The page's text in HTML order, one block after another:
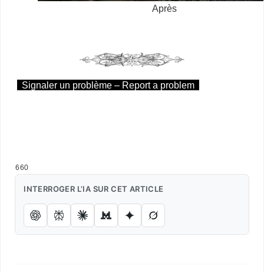
Après
Signaler un problème – Report a problem
660
INTERROGER L’IA SUR CET ARTICLE